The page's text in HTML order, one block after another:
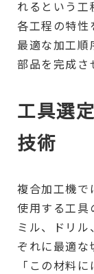
れるという工
各工程の特性
最適な加工順
部品を完成さ
工具選
技術
複合加工機で
使用する工具
ミル、ドリ
ぞれに最適な
「この材料